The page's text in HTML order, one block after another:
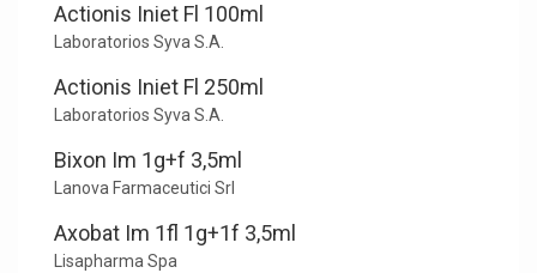
Actionis Iniet Fl 100ml
Laboratorios Syva S.A.
Actionis Iniet Fl 250ml
Laboratorios Syva S.A.
Bixon Im 1g+f 3,5ml
Lanova Farmaceutici Srl
Axobat Im 1fl 1g+1f 3,5ml
Lisapharma Spa